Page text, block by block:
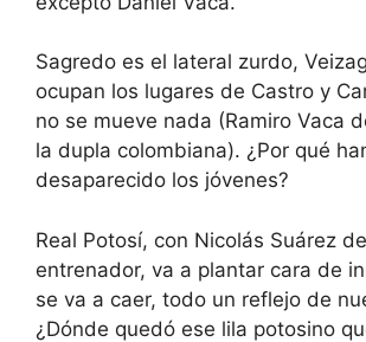
Sagredo es el lateral zurdo,
ocupan los lugares de Castro y
no se mueve nada (Ramiro Vaca
la dupla colombiana). ¿Por qué
desaparecido los jóvenes?
Real Potosí, con Nicolás Suárez
entrenador, va a plantar cara de
se va a caer, todo un reflejo de
¿Dónde quedó ese lila potosino